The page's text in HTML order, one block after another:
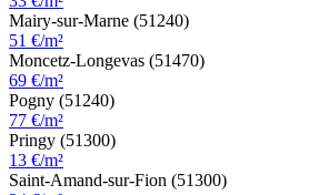
Mairy-sur-Marne (51240)
51 €/m²
Moncetz-Longevas (51470)
69 €/m²
Pogny (51240)
77 €/m²
Pringy (51300)
13 €/m²
Saint-Amand-sur-Fion (51300)